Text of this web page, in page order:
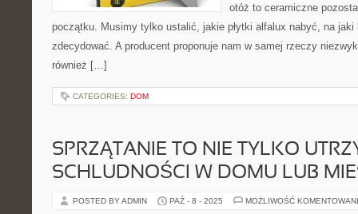
otóż to ceramiczne
początku. Musimy tylko ustalić, jakie płytki alfalux nabyć, na jaki
zdecydować. A producent proponuje nam w samej rzeczy
również […]
CATEGORIES: DOM
SPRZĄTANIE TO NIE TYLKO
SCHLUDNOŚCI W DOMU LUB
POSTED BY ADMIN PAŹ - 8 - 2025 MOŻLIWOŚĆ